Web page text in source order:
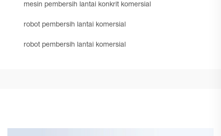
mesin pembersih lantai konkrit komersial
robot pembersih lantai komersial
robot pembersih lantai komersial